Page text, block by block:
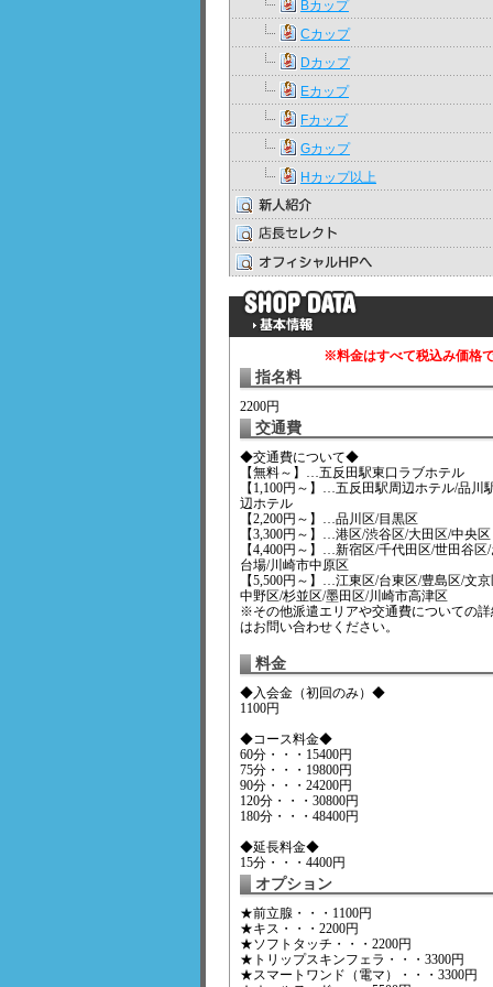
Bカップ
Cカップ
Dカップ
Eカップ
Fカップ
Gカップ
Hカップ以上
※料金はすべて税込み価格で
指名料
2200円
交通費
◆交通費について◆
【無料～】…五反田駅東口ラブホテル
【1,100円～】…五反田駅周辺ホテル/品川
辺ホテル
【2,200円～】…品川区/目黒区
【3,300円～】…港区/渋谷区/大田区/中央区
【4,400円～】…新宿区/千代田区/世田谷区/
台場/川崎市中原区
【5,500円～】…江東区/台東区/豊島区/文
中野区/杉並区/墨田区/川崎市高津区
※その他派遣エリアや交通費についての詳
はお問い合わせください。
料金
◆入会金（初回のみ）◆
1100円
◆コース料金◆
60分・・・15400円
75分・・・19800円
90分・・・24200円
120分・・・30800円
180分・・・48400円
◆延長料金◆
15分・・・4400円
オプション
★前立腺・・・1100円
★キス・・・2200円
★ソフトタッチ・・・2200円
★トリップスキンフェラ・・・3300円
★スマートワンド（電マ）・・・3300円